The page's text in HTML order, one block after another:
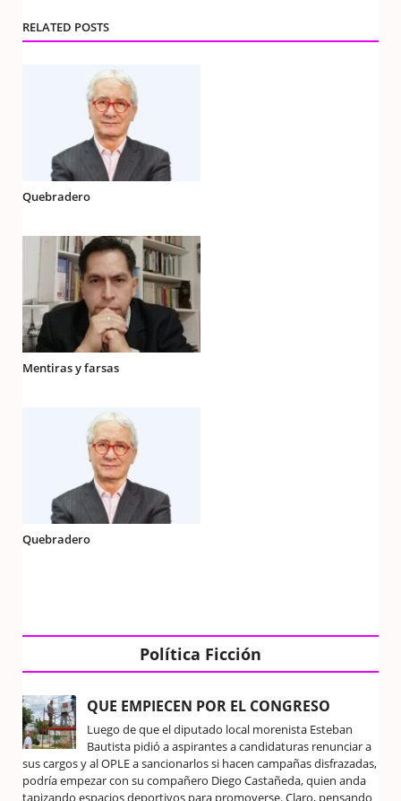
RELATED POSTS
Quebradero
Mentiras y farsas
Quebradero
Política Ficción
QUE EMPIECEN POR EL CONGRESO
Luego de que el diputado local morenista Esteban
Bautista pidió a aspirantes a candidaturas renunciar a
sus cargos y al OPLE a sancionarlos si hacen campañas disfrazadas,
podría empezar con su compañero Diego Castañeda, quien anda